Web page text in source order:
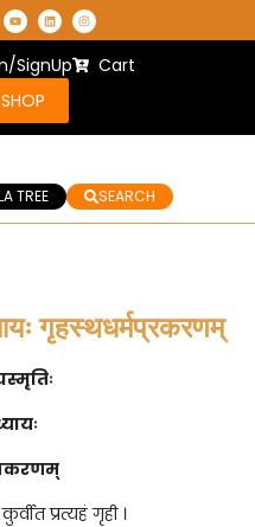
SignUp
Cart
SHOP
TREE SEARCH
गृहस्थधर्मप्रकरणम्
प्रत्यहं गृही ।